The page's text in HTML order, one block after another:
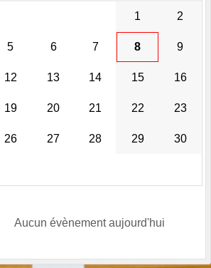
1 2
5 6 7 8 9
12 13 14 15 16
19 20 21 22 23
26 27 28 29 30
Aucun évènement aujourd'hui